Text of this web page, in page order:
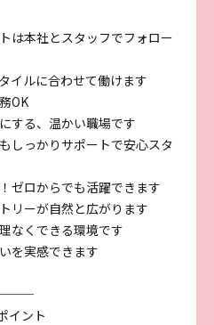
は本社とスタッフでフォロー
イルに合わせて働けます
OK
する、温かい職場です
しっかりサポートで安心スタ
ゼロからでも活躍できます
リーが自然と広がります
なくできる環境です
を実感できます
イント